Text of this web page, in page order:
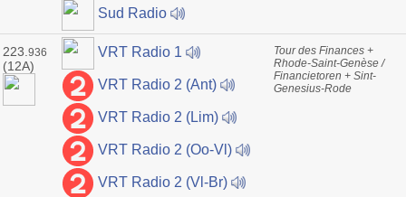
Sud Radio
223. 936
(12A)
VRT Radio 1
VRT Radio 2 (Ant)
VRT Radio 2 (Lim)
VRT Radio 2 (Oo-Vl)
VRT Radio 2 (Vl-Br)
Tour des Finances +
Rhode-Saint-Genèse /
Financietoren + Sint-
Genesius-Rode